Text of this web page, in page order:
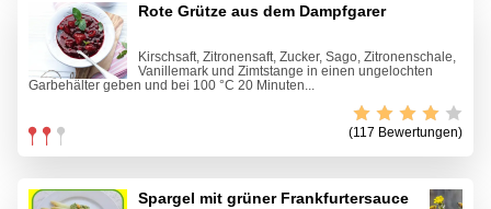
Rote Grütze aus dem Dampfgarer
Kirschsaft, Zitronensaft, Zucker, Sago, Zitronenschale,
Vanillemark und Zimtstange in einen ungelochten
Garbehälter geben und bei 100 °C 20 Minuten...
(117 Bewertungen)
Spargel mit grüner Frankfurtersauce